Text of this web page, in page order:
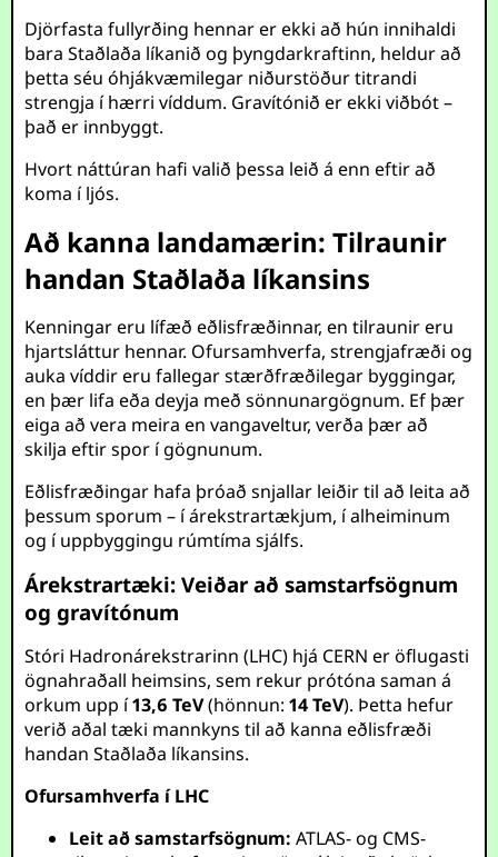
Djörfasta fullyrðing hennar er ekki að hún innihaldi
bara Staðlaða líkanið og þyngdarkraftinn, heldur að
þetta séu óhjákvæmilegar niðurstöður titrandi
strengja í hærri víddum. Gravítónið er ekki viðbót –
það er innbyggt.
Hvort náttúran hafi valið þessa leið á enn eftir að
koma í ljós.
Að kanna landamærin: Tilraunir
handan Staðlaða líkansins
Kenningar eru lífæð eðlisfræðinnar, en tilraunir eru
hjartsláttur hennar. Ofursamhverfa, strengjafræði og
auka víddir eru fallegar stærðfræðilegar byggingar,
en þær lifa eða deyja með sönnunargögnum. Ef þær
eiga að vera meira en vangaveltur, verða þær að
skilja eftir spor í gögnunum.
Eðlisfræðingar hafa þróað snjallar leiðir til að leita að
þessum sporum – í árekstrartækjum, í alheiminum
og í uppbyggingu rúmtíma sjálfs.
Árekstrartæki: Veiðar að samstarfsögnum
og gravítónum
Stóri Hadronárekstrarinn (LHC) hjá CERN er öflugasti
ögnahraðall heimsins, sem rekur prótóna saman á
orkum upp í13,6 TeV(hönnun:14 TeV). Þetta hefur
verið aðal tæki mannkyns til að kanna eðlisfræði
handan Staðlaða líkansins.
Ofursamhverfa í LHC
Leit að samstarfsögnum: ATLAS- og CMS-